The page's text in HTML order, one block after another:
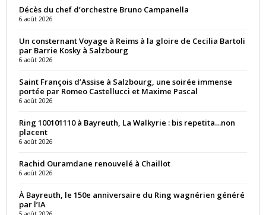
Décès du chef d’orchestre Bruno Campanella
6 août 2026
Un consternant Voyage à Reims à la gloire de Cecilia Bartoli
par Barrie Kosky à Salzbourg
6 août 2026
Saint François d’Assise à Salzbourg, une soirée immense
portée par Romeo Castellucci et Maxime Pascal
6 août 2026
Ring 100101110 à Bayreuth, La Walkyrie : bis repetita…non
placent
6 août 2026
Rachid Ouramdane renouvelé à Chaillot
6 août 2026
À Bayreuth, le 150e anniversaire du Ring wagnérien généré
par l’IA